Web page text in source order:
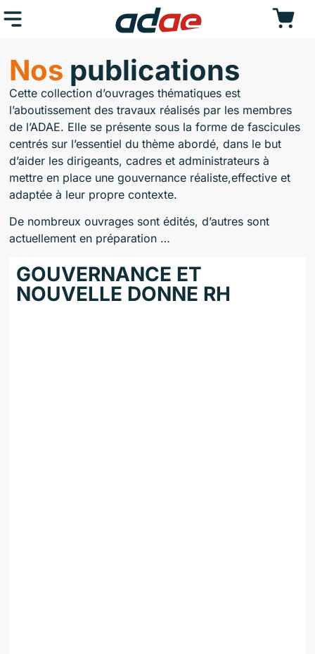
Nos publications
Cette collection d’ouvrages thématiques est
l’aboutissement des travaux réalisés par les membres
de l’ADAE. Elle se présente sous la forme de fascicules
centrés sur l’essentiel du thème abordé, dans le but
d’aider les dirigeants, cadres et administrateurs à
mettre en place une gouvernance réaliste,effective et
adaptée à leur propre contexte.
De nombreux ouvrages sont édités, d’autres sont
actuellement en préparation …
GOUVERNANCE ET
NOUVELLE DONNE RH